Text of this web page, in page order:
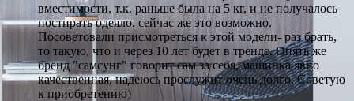
вместимости, т.к. раньше была на 5 кг, и не получалось
постирать одеяло, сейчас же это возможно.
Посоветовали присмотреться к этой модели- раз брать,
то такую, что и через 10 лет будет в тренде. Опять же
бренд "самсунг" говорит сам за себя, машинка явно
качественная, надеюсь прослужит очень долго. Советую
к приобретению)